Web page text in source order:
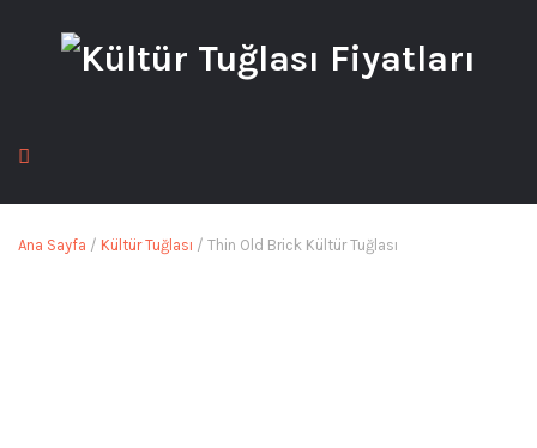
Ana Sayfa / Kültür Tuğlası / Thin Old Brick Kültür Tuğlası